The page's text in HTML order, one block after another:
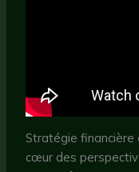
Stratégie financière
cœur des